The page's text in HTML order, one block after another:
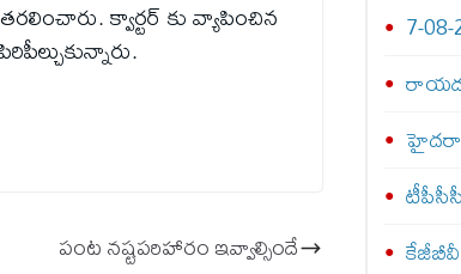
క్వార్టర్ కు వ్యాపించిన
పంట నష్టపరిహారం ఇవ్వాల్సిందే
7-